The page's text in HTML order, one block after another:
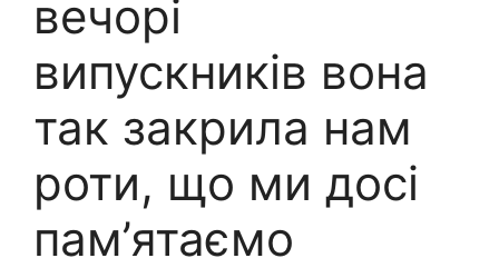
вечорі
випускників вона
так закрила нам
роти, що ми досі
пам’ятаємо